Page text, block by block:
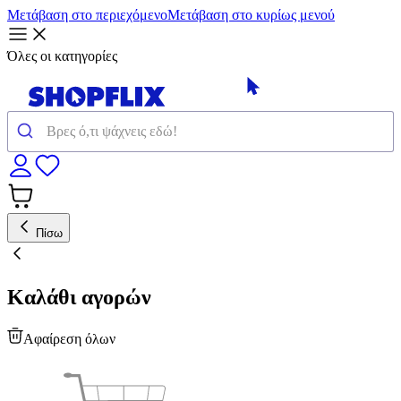
Μετάβαση στο περιεχόμενοΜετάβαση στο κυρίως μενού
Όλες οι κατηγορίες
Πίσω
Καλάθι αγορών
Αφαίρεση όλων